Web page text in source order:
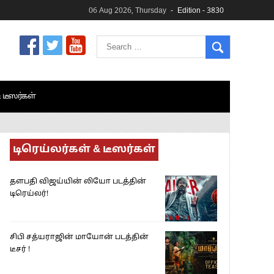
06 Aug 2026, Thursday Edition - 3830
டீஸர்கள்
டிரெய்லர்கள் & டீஸர்கள்
தளபதி விஜய்யின் லியோ படத்தின்
டிரெய்லர்!
சிபி சத்யராஜின் மாயோன் படத்தின்
டீசர் !